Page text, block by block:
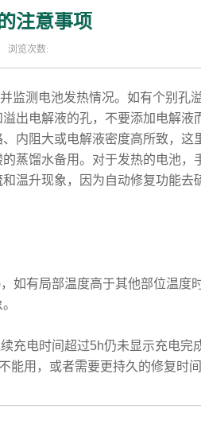
注意事项
浏览次数:
测电池发热情况。如有个别孔
出电解液的孔，不要添加电解液
内阻大或电解液密度高所致，这
蒸馏水备用。对于发热的电池，
温升现象，因为自动修复功能去
有局部温度高于其他部位温度
电时间超过5h仍未显示充电完
能用，或者需要更持久的修复时间